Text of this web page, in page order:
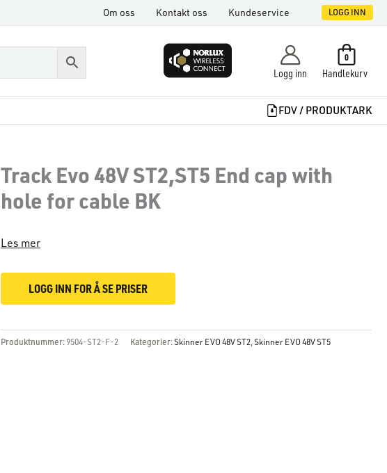
Om oss Kontakt oss Kundeservice LOGG INN
Logg inn Handlekurv
0
FDV / PRODUKTARK
Track Evo 48V ST2,ST5 End cap with
hole for cable BK
Les mer
LOGG INN FOR Å SE PRISER
Produktnummer: 9504-ST2-F-2 Kategorier:Skinner EVO 48V ST2, Skinner EVO 48V ST5